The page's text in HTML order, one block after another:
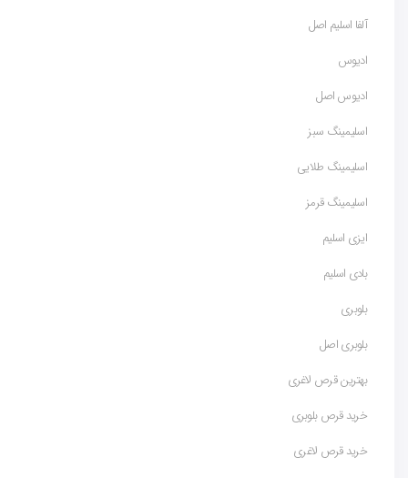
آلفا اسلیم اصل
ادیوس
ادیوس اصل
اسلیمینگ سبز
اسلیمینگ طلایی
اسلیمینگ قرمز
ایزی اسلیم
بادی اسلیم
بلوبری
بلوبری اصل
بهترین قرص لاغری
خرید قرص بلوبری
خرید قرص لاغری